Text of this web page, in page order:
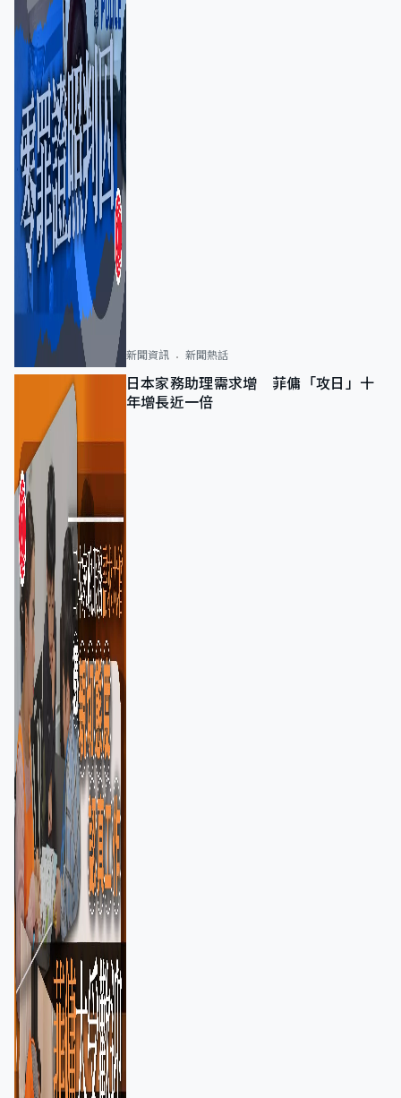
新聞資訊 新聞熱話
日本家務助理需求增 菲傭「攻日」十
年增長近一倍